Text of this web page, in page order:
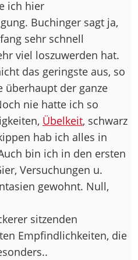
ich hier
Buchinger sagt ja,
sehr schnell
viel loszuwerden hat.
das geringste aus, so
überhaupt der ganze
nie hatte ich so
Übelkeit, schwarz
hab ich alles in
bin ich in den ersten
Versuchungen u.
gewohnt. Null,
sitzenden
Empfindlichkeiten, die